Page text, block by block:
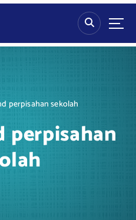
perpisahan sekolah
perpisahan